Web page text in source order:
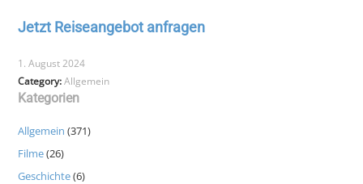
Jetzt Reiseangebot anfragen
1. August 2024
Category:Allgemein
Kategorien
Allgemein (371)
Filme(26)
Geschichte(6)